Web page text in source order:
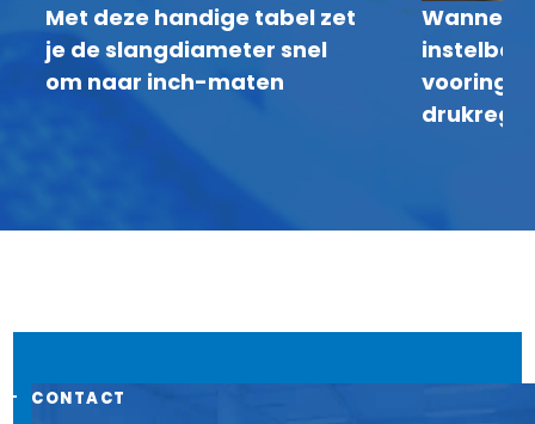
Met deze handige tabel zet
je de slangdiameter snel
om naar inch-maten
Wanneer
CONTACT